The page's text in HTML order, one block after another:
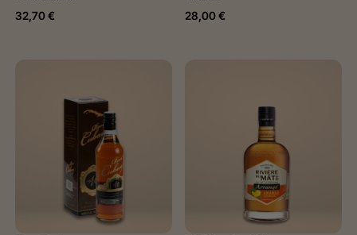
32,70€
28,00€